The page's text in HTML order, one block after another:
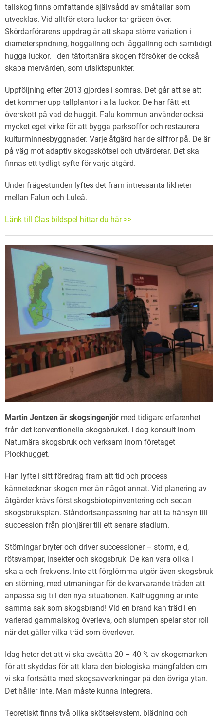
tallskog finns omfattande självsådd av småtallar som
utvecklas. Vid alltför stora luckor tar gräsen över.
Skördarförarens uppdrag är att skapa större variation i
diameterspridning, höggallring och låggallring och samtidigt
hugga luckor. I den tätortsnära skogen försöker de också
skapa mervärden, som utsiktspunkter.
Uppföljning efter 2013 gjordes i somras. Det går att se att
det kommer upp tallplantor i alla luckor. De har fått ett
överskott på vad de huggit. Falu kommun använder också
mycket eget virke för att bygga parksoffor och restaurera
kulturminnesbyggnader. Varje åtgärd har de siffror på. De är
på väg mot adaptiv skogsskötsel och utvärderar. Det ska
finnas ett tydligt syfte för varje åtgärd.
Under frågestunden lyftes det fram intressanta likheter
mellan Falun och Luleå.
Länk till Clas bildspel hittar du här >>
Martin Jentzen är skogsingenjör med tidigare erfarenhet
från det konventionella skogsbruket. I dag konsult inom
Naturnära skogsbruk och verksam inom företaget
Plockhugget.
Han lyfte i sitt föredrag fram att tid och process
kännetecknar skogen mer än något annat. Vid planering av
åtgärder krävs först skogsbiotopinventering och sedan
skogsbruksplan. Ståndortsanpassning har att ta hänsyn till
succession från pionjärer till ett senare stadium.
Störningar bryter och driver successioner – storm, eld,
rötsvampar, insekter och skogsbruk. De kan vara olika i
skala och frekvens. Inte att förglömma utgör även skogsbruk
en störning, med utmaningar för de kvarvarande träden att
anpassa sig till den nya situationen. Kalhuggning är inte
samma sak som skogsbrand! Vid en brand kan träd i en
varierad gammalskog överleva, och slumpen spelar stor roll
när det gäller vilka träd som överlever.
Idag heter det att vi ska avsätta 20 – 40 % av skogsmarken
för att skyddas för att klara den biologiska mångfalden om
vi ska fortsätta med skogsavverkningar på den övriga ytan.
Det håller inte. Man måste kunna integrera.
Teoretiskt finns två olika skötselsystem, blädning och